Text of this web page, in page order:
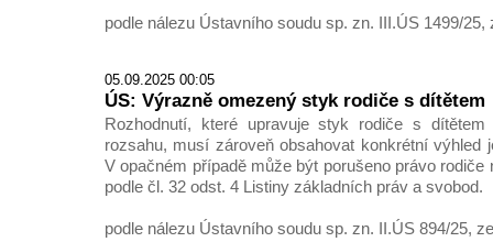
podle nálezu Ústavního soudu sp. zn. III.ÚS 1499/25,
05.09.2025 00:05
ÚS: Výrazně omezený styk rodiče s dítětem
Rozhodnutí, které upravuje styk rodiče s
rozsahu, musí zároveň obsahovat konkrétní výhled
V opačném případě může být porušeno právo rodiče
podle čl. 32 odst. 4 Listiny základních práv a svobod.
podle nálezu Ústavního soudu sp. zn. II.ÚS 894/25,